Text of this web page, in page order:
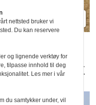
og fang­
overfart
nettsted bruker vi
Du kan reservere
og lignende verktøy for
tilpasse innhold til deg
Les mer i vår
du samtykker under, vil